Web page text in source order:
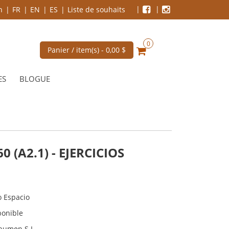
FR EN ES Liste de souhaits
Panier / item(s) - 0,00 $
0
BLOGUE
(A2.1) - EJERCICIOS
Espacio